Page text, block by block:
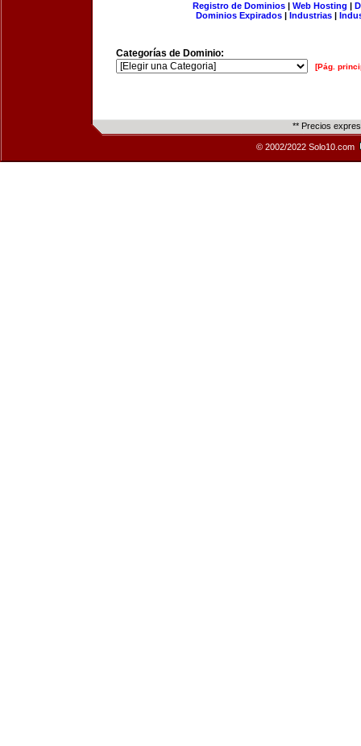
Registro de Dominios| Web Hosting |
Dominios Expirados | Industrias |
Categorías de Dominio:
[Pág.
** Precios
© 2002/2022 Solo10.com